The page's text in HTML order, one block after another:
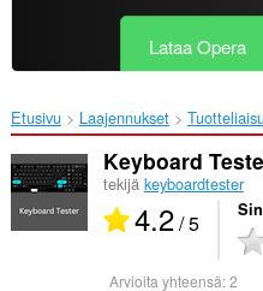
Lataa Opera
Etusivu Laajennukset
Keyboard
tekijä keyboardtester
4.2/ 5
Arvioita yhteensä:2